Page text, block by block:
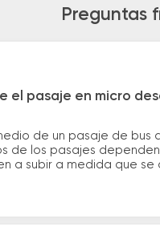
Preguntas
el pasaje en micro
de un pasaje de
de los pasajes
a subir a medida que